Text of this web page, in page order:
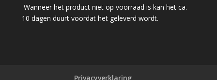
Wanneer het product niet op voorraad is kan het ca.
10 dagen duurt voordat het geleverd wordt.
Privacyverklaring